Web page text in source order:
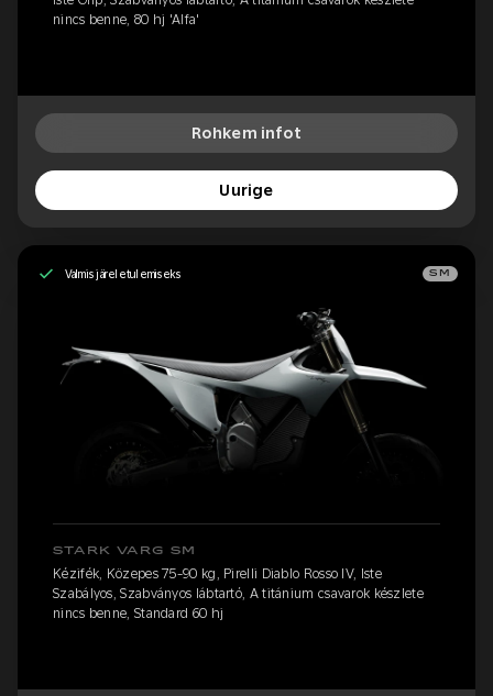
nincs benne, 80 hj 'Alfa'
Rohkem infot
Uurige
Valmis järeletulemiseks SM
STARK VARG SM
Kézifék, Közepes 75-90 kg, Pirelli Diablo Rosso IV, Iste
Szabályos, Szabványos lábtartó, A titánium csavarok készlete
nincs benne, Standard 60 hj